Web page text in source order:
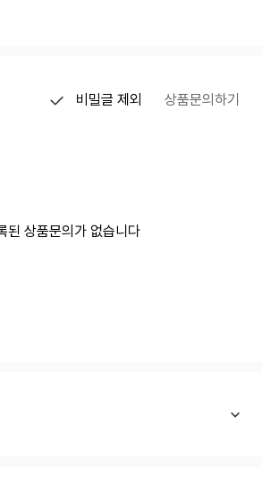
비밀글 제외 상품문의하기
된 상품문의가 없습니다